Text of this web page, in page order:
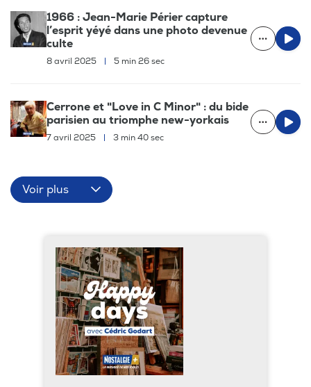
1966 : Jean-Marie Périer capture
l’esprit yéyé dans une photo devenue
culte
8 avril 2025 | 5 min 26 sec
Cerrone et "Love in C Minor" : du bide
parisien au triomphe new-yorkais
7 avril 2025 | 3 min 40 sec
Voir plus